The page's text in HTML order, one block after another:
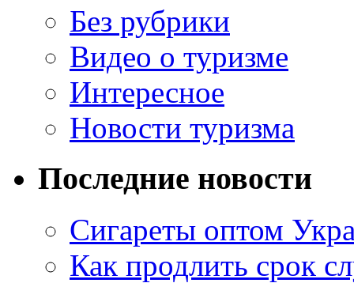
Без рубрики
Видео о туризме
Интересное
Новости туризма
Последние новости
Сигареты оптом
Как продлить срок